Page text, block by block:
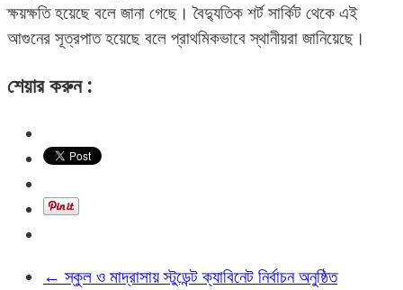
ক্ষয়ক্ষতি হয়েছে বলে জানা গেছে। বৈদ্যুতিক শর্ট সার্কিট থেকে এই
আগুনের সূত্রপাত হয়েছে বলে প্রাথমিকভাবে স্থানীয়রা জানিয়েছে।
শেয়ার করুন :
← স্কুল ও মাদ্রাসায় স্টুডেন্ট ক্যাবিনেট নির্বাচন অনুষ্ঠিত